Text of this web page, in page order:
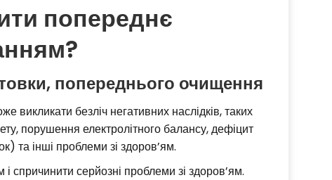
попереднє
попереднього очищення
викликати безліч негативних наслідків, таких
порушення електролітного балансу, дефіцит
та інші проблеми зі здоров’ям.
спричинити серйозні проблеми зі здоров’ям.